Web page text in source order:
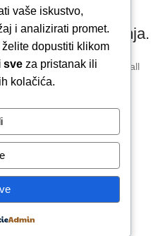
da ste
rokom slanja.
2026 to 16 August 2026, all
be processed and shipped
that you are aware of the
vaše iskustvo,
i analizirati promet.
dopustiti klikom
sve za pristanak ili
kolačića.